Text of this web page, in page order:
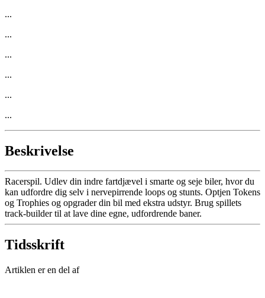
...
...
...
...
...
...
Beskrivelse
Racerspil. Udlev din indre fartdjævel i smarte og seje biler, hvor du
kan udfordre dig selv i nervepirrende loops og stunts. Optjen Tokens
og Trophies og opgrader din bil med ekstra udstyr. Brug spillets
track-builder til at lave dine egne, udfordrende baner.
Tidsskrift
Artiklen er en del af